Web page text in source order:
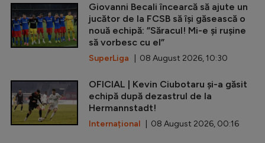
Giovanni Becali încearcă să ajute un
jucător de la FCSB să își găsească o
nouă echipă: ”Săracul! Mi-e și rușine
să vorbesc cu el”
SuperLiga | 08 August 2026, 10:30
OFICIAL | Kevin Ciubotaru și-a găsit
echipă după dezastrul de la
Hermannstadt!
Internațional | 08 August 2026, 00:16